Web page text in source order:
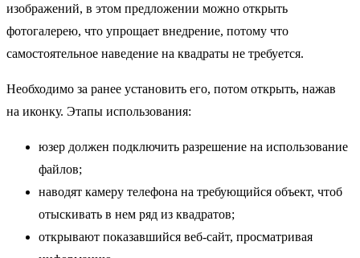
изображений, в этом предложении можно открыть
фотогалерею, что упрощает внедрение, потому что
самостоятельное наведение на квадраты не требуется.
Необходимо за ранее установить его, потом открыть, нажав
на иконку. Этапы использования:
юзер должен подключить разрешение на использование
файлов;
наводят камеру телефона на требующийся объект, чтоб
отыскивать в нем ряд из квадратов;
открывают показавшийся веб-сайт, просматривая